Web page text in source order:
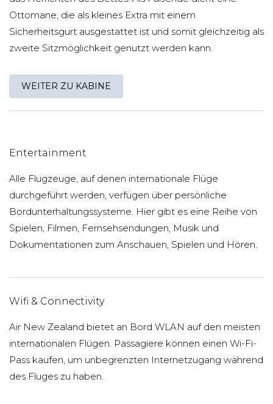
Ottomane, die als kleines Extra mit einem
Sicherheitsgurt ausgestattet ist und somit gleichzeitig als
zweite Sitzmöglichkeit genutzt werden kann.
WEITER ZU KABINE
Entertainment
Alle Flugzeuge, auf denen internationale Flüge
durchgeführt werden, verfügen über persönliche
Bordunterhaltungssysteme. Hier gibt es eine Reihe von
Spielen, Filmen, Fernsehsendungen, Musik und
Dokumentationen zum Anschauen, Spielen und Hören.
Wifi & Connectivity
Air New Zealand bietet an Bord WLAN auf den meisten
internationalen Flügen. Passagiere können einen Wi-Fi-
Pass kaufen, um unbegrenzten Internetzugang während
des Fluges zu haben.